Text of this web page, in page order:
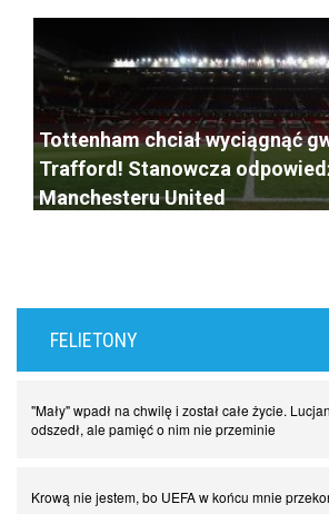
Tottenham chciał wyciągnąć
Trafford! Stanowcza
Manchesteru United
FELIETONY
"Mały" wpadł na chwilę i został całe życie.
odszedł, ale pamięć o nim nie przeminie
Krową nie jestem, bo UEFA w końcu mnie